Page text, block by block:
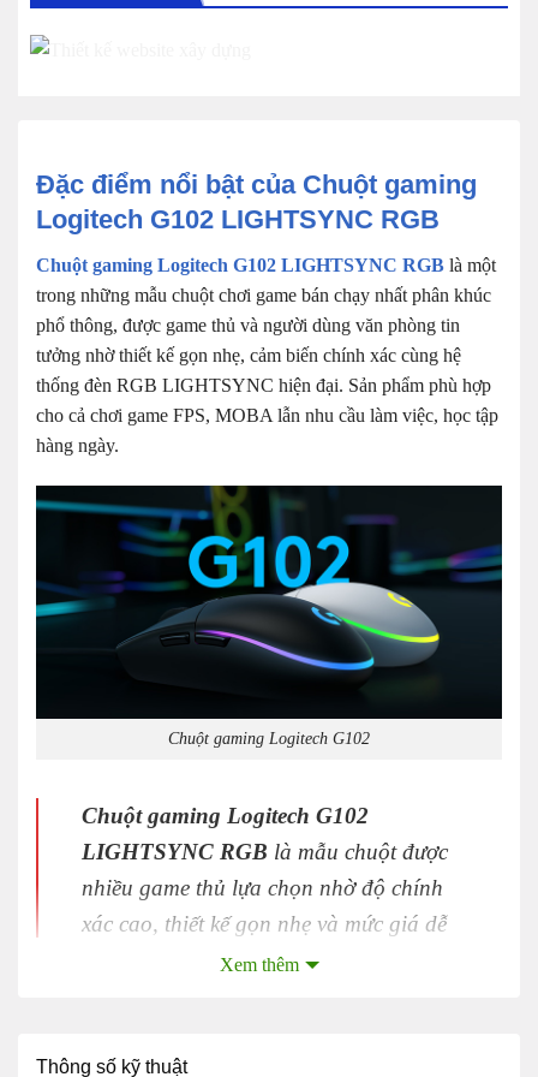
Đặc điểm nổi bật của Chuột gaming
Logitech G102 LIGHTSYNC RGB
Chuột gaming Logitech G102 LIGHTSYNC RGB là một
trong những mẫu chuột chơi game bán chạy nhất phân khúc
phổ thông, được game thủ và người dùng văn phòng tin
tưởng nhờ thiết kế gọn nhẹ, cảm biến chính xác cùng hệ
thống đèn RGB LIGHTSYNC hiện đại. Sản phẩm phù hợp
cho cả chơi game FPS, MOBA lẫn nhu cầu làm việc, học tập
hàng ngày.
Chuột gaming Logitech G102
Chuột gaming Logitech G102
LIGHTSYNC RGB là mẫu chuột được
nhiều game thủ lựa chọn nhờ độ chính
xác cao, thiết kế gọn nhẹ và mức giá dễ
LogitechG102LIGHTSYNC RGB sở hữu
Xem thêm
Thông số kỹ thuật